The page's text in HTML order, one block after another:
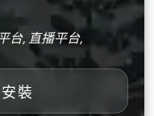
台, 直播平台,
裝